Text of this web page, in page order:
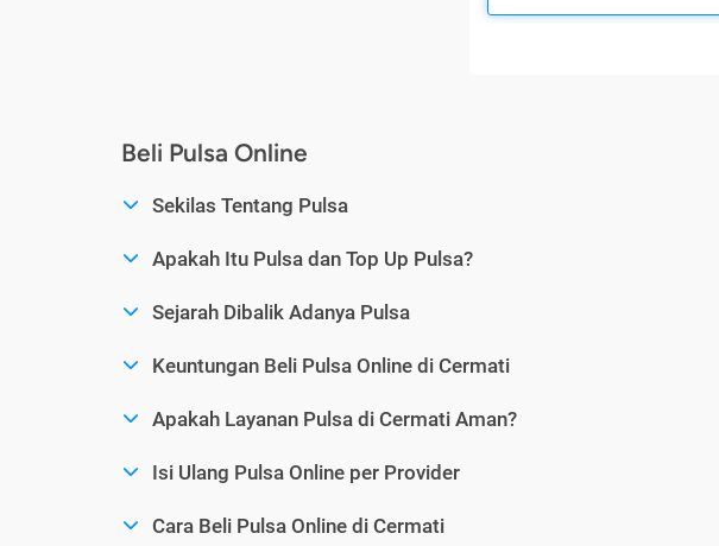
Beli Pulsa Online
Sekilas Tentang Pulsa
Apakah Itu Pulsa dan Top Up Pulsa?
Sejarah Dibalik Adanya Pulsa
Keuntungan Beli Pulsa Online di Cermati
Apakah Layanan Pulsa di Cermati Aman?
Isi Ulang Pulsa Online per Provider
Cara Beli Pulsa Online di Cermati